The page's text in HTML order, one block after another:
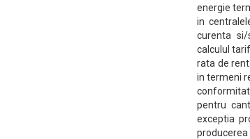
energie
in
curenta si/
calculul
rata de
in termeni
pentru
exceptia